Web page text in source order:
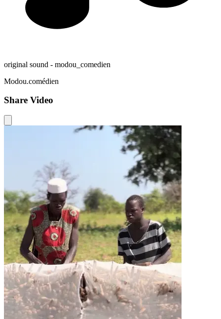
original sound - modou_comedien
Modou.comédien
Share Video